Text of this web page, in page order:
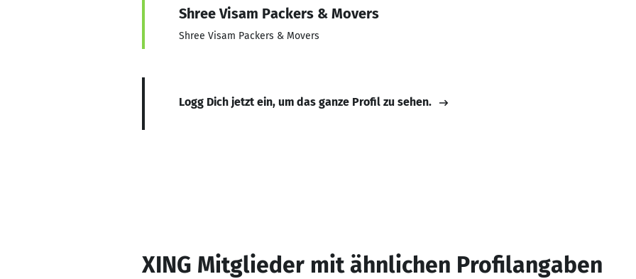
Shree Visam Packers & Movers
Shree Visam Packers & Movers
Logg Dich jetzt ein, um das ganze Profil zu sehen.
XING Mitglieder mit ähnlichen Profilangaben